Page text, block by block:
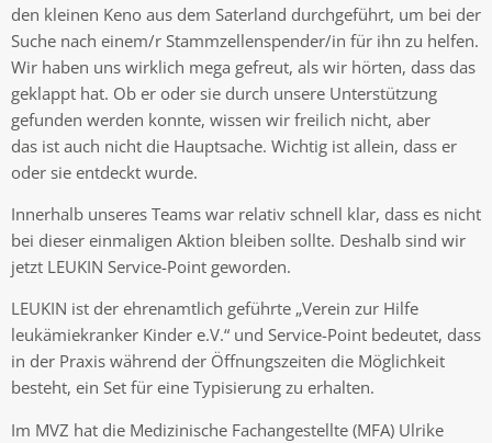
den kleinen Keno aus dem Saterland durchgeführt, um bei der
Suche nach einem/r Stammzellenspender/in für ihn zu helfen.
Wir haben uns wirklich mega gefreut, als wir hörten, dass das
geklappt hat. Ob er oder sie durch unsere Unterstützung
gefunden werden konnte, wissen wir freilich nicht, aber
das ist auch nicht die Hauptsache. Wichtig ist allein, dass er
oder sie entdeckt wurde.
Innerhalb unseres Teams war relativ schnell klar, dass es nicht
bei dieser einmaligen Aktion bleiben sollte. Deshalb sind wir
jetzt LEUKIN Service-Point geworden.
LEUKIN ist der ehrenamtlich geführte „Verein zur Hilfe
leukämiekranker Kinder e.V.“ und Service-Point bedeutet, dass
in der Praxis während der Öffnungszeiten die Möglichkeit
besteht, ein Set für eine Typisierung zu erhalten.
Im MVZ hat die Medizinische Fachangestellte (MFA) Ulrike